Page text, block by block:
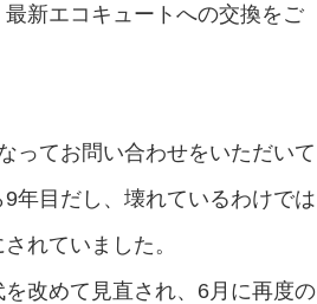
新エコキュートへの交換をご
ってお問い合わせをいただいて
年目だし、壊れているわけでは
れていました。
改めて見直され、6月に再度の